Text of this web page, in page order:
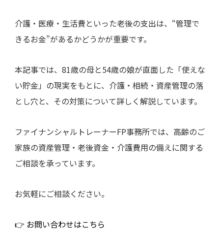
介護・医療・生活費といった老後の支出は、“管理で
きるお金”があるかどうかが重要です。
本記事では、81歳の母と54歳の娘が直面した「使えな
い貯金」の現実をもとに、介護・相続・資産管理の落
とし穴と、その対策について詳しく解説しています。
ファイナンシャルトレーナーFP事務所では、高齢のご
家族の資産管理・老後資金・介護費用の備えに関する
ご相談を承っています。
お気軽にご相談ください。
👉 お問い合わせはこちら